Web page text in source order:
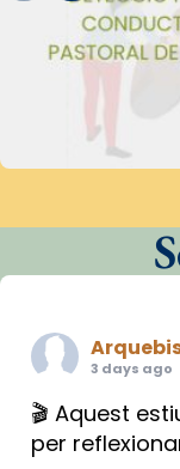
3 days ago
🎬 Aquest
per